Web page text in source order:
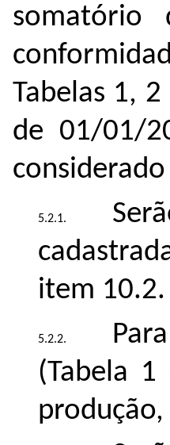
somatório
Tabelas 1,
de 01/01/
item 10.2.
(Tabela 1
produção,